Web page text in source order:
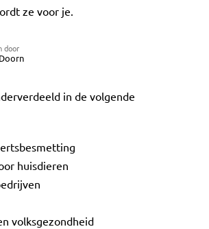
ze voor je.
door
in de volgende
huisdieren
volksgezondheid